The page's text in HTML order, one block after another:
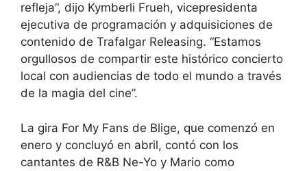
refleja”, dijo Kymberli Frueh, vicepresidenta
ejecutiva de programación y adquisiciones de
contenido de Trafalgar Releasing. “Estamos
orgullosos de compartir este histórico concierto
local con audiencias de todo el mundo a través
de la magia del cine”.
La gira For My Fans de Blige, que comenzó en
enero y concluyó en abril, contó con los
cantantes de R&B Ne-Yo y Mario como